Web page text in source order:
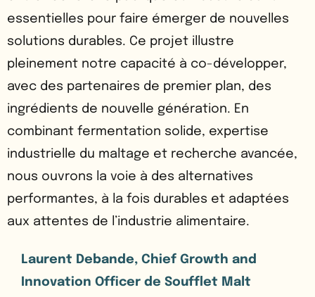
essentielles pour faire émerger de nouvelles
solutions durables. Ce projet illustre
pleinement notre capacité à co-développer,
avec des partenaires de premier plan, des
ingrédients de nouvelle génération. En
combinant fermentation solide, expertise
industrielle du maltage et recherche avancée,
nous ouvrons la voie à des alternatives
performantes, à la fois durables et adaptées
aux attentes de l’industrie alimentaire.
Laurent Debande, Chief Growth and
Innovation Officer de Soufflet Malt